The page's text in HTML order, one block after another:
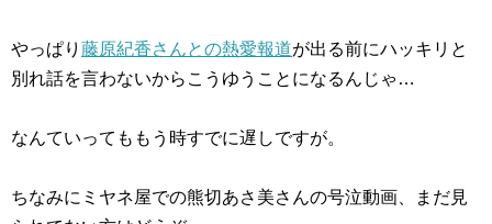
やっぱり 藤原紀香さんとの熱愛報道が出る前にハッキリと
別れ話を言わないからこうゆうことになるんじゃ…
なんていってももう時すでに遅しですが。
ちなみにミヤネ屋での熊切あさ美さんの号泣動画、まだ見